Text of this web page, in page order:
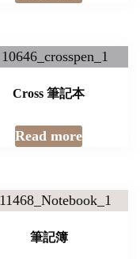
Cross 筆記本
Read more
筆記簿